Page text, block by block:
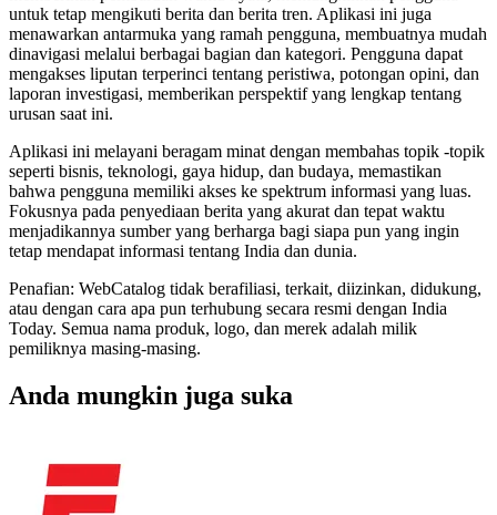
untuk tetap mengikuti berita dan berita tren. Aplikasi ini juga
menawarkan antarmuka yang ramah pengguna, membuatnya mudah
dinavigasi melalui berbagai bagian dan kategori. Pengguna dapat
mengakses liputan terperinci tentang peristiwa, potongan opini, dan
laporan investigasi, memberikan perspektif yang lengkap tentang
urusan saat ini.
Aplikasi ini melayani beragam minat dengan membahas topik -topik
seperti bisnis, teknologi, gaya hidup, dan budaya, memastikan
bahwa pengguna memiliki akses ke spektrum informasi yang luas.
Fokusnya pada penyediaan berita yang akurat dan tepat waktu
menjadikannya sumber yang berharga bagi siapa pun yang ingin
tetap mendapat informasi tentang India dan dunia.
Penafian: WebCatalog tidak berafiliasi, terkait, diizinkan, didukung,
atau dengan cara apa pun terhubung secara resmi dengan India
Today. Semua nama produk, logo, dan merek adalah milik
pemiliknya masing-masing.
Anda mungkin juga suka